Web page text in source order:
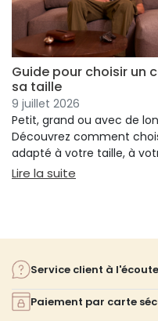
Guide pour choisir un
sa taille
9 juillet 2026
Petit, grand ou avec de
Découvrez comment
adapté à votre taille, à
et à votre confort.
Lire la suite : Guide pour
Service client à l'écoute
Paiement par carte